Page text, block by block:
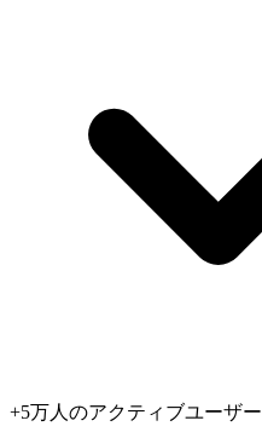
+5万人のアクティブユーザー